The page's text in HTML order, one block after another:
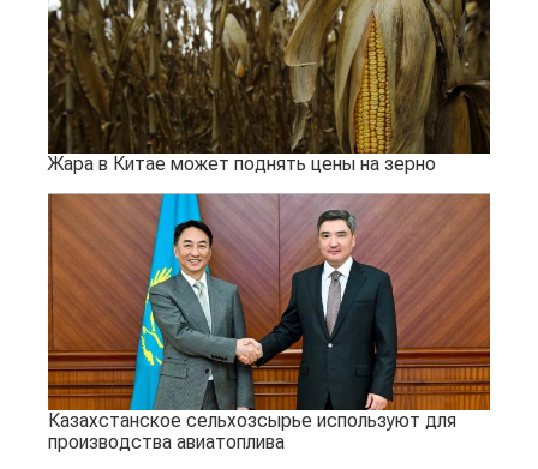
Жара в Китае может поднять цены на зерно
Казахстанское сельхозсырье используют для
производства авиатоплива